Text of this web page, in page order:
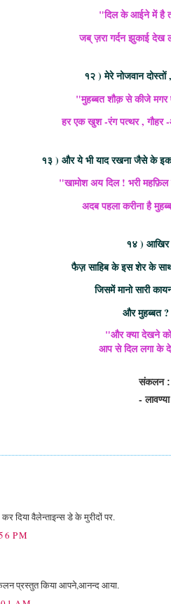
"दिल के आईने में है
जब् ज़रा गर्दन झुकाई देख
१२ ) मेरे नोजवान
"मुहब्बत शौक़ से कीजे मगर
हर एक खुश -रंग पत्थर , गौहर
१३ ) और ये भी याद रखना जैसे के
"खामोश अय दिल ! भरी महफ़िल
अदब पहला करीना है
१४ ) आखिर
फैज़ साहिब के इस शेर के
जिसमें मानो सारी
और मुहब्बत
"और क्या देखने को
आप से दिल लगा के
संकलन :
- लावण्या
दिया वैलेन्ताइन्स डे के मुरीदों पर.
PM
प्रस्तुत किया आपने,आनन्द आया.